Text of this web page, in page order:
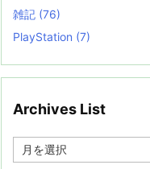
雑記 (76)
PlayStation (7)
Archives List